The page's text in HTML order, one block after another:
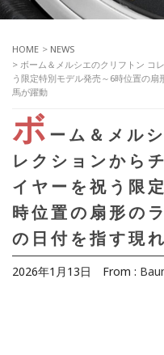
HOME > NEWS
> ボーム＆メルシエのクリフトン コ
う限定特別モデル発売～6時位置の
馬が躍動
ボ ーム＆メル
レクションから
イヤーを祝う限
時位置の扇形の
の日付を指す現
2026年1月13日 From :